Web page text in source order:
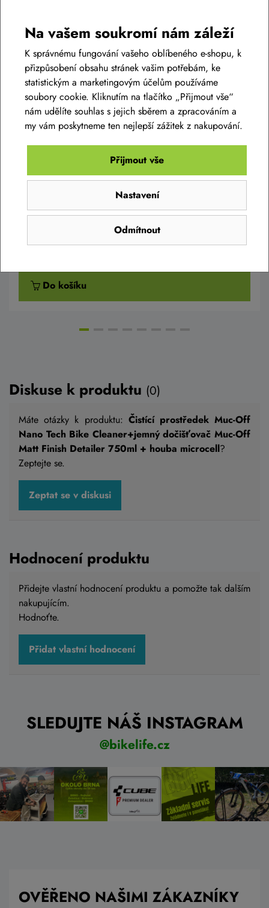
Sada kartáčů BikeWorkX
649 Kč
Do košíku
Diskuse k produktu (0)
Máte otázky k produktu: Čistící prostředek Muc-Off
Nano Tech Bike Cleaner+jemný dočišťovač Muc-Off
Matt Finish Detailer 750ml + houba microcell?
Zeptejte se.
Zeptat se v diskusi
Hodnocení produktu
Přidejte vlastní hodnocení produktu a pomožte tak dalším
nakupujícím.
Hodnoťte.
Přidat vlastní hodnocení
SLEDUJTE NÁŠ INSTAGRAM
@bikelife.cz
OVĚŘENO NAŠIMI ZÁKAZNÍKY
Na vašem soukromí nám záleží
K správnému fungování vašeho oblíbeného e-shopu, k
přizpůsobení obsahu stránek vašim potřebám, ke
statistickým a marketingovým účelům používáme
soubory cookie. Kliknutím na tlačítko „Přijmout vše“
nám udělíte souhlas s jejich sběrem a zpracováním a
my vám poskytneme ten nejlepší zážitek z nakupování.
Odmítnout
Nastavení
Přijmout vše